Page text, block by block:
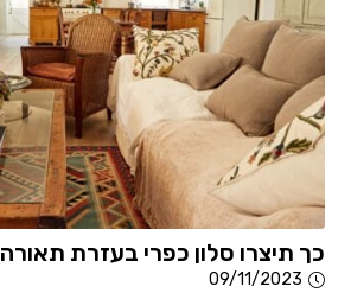
כך תיצרו סלון כפרי בעזרת תאורה
09/11/2023